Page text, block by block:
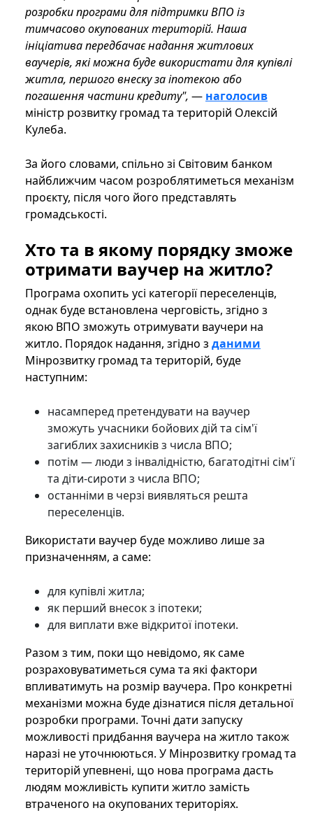
розробки програми для підтримки ВПО із
тимчасово окупованих територій. Наша
ініціатива передбачає надання житлових
ваучерів, які можна буде використати для купівлі
житла, першого внеску за іпотекою або
погашення частини кредиту", — наголосив
міністр розвитку громад та територій Олексій
Кулеба.
За його словами, спільно зі Світовим банком
найближчим часом розроблятиметься механізм
проєкту, після чого його представлять
громадськості.
Хто та в якому порядку зможе
отримати ваучер на житло?
Програма охопить усі категорії переселенців,
однак буде встановлена ​​черговість, згідно з
якою ВПО зможуть отримувати ваучери на
житло. Порядок надання, згідно з даними
Мінрозвитку громад та територій, буде
наступним:
насамперед претендувати на ваучер
зможуть учасники бойових дій та сім'ї
загиблих захисників з числа ВПО;
потім — люди з інвалідністю, багатодітні сім'ї
та діти-сироти з числа ВПО;
останніми в черзі виявляться решта
переселенців.
Використати ваучер буде можливо лише за
призначенням, а саме:
для купівлі житла;
як перший внесок з іпотеки;
для виплати вже відкритої іпотеки.
Разом з тим, поки що невідомо, як саме
розраховуватиметься сума та які фактори
впливатимуть на розмір ваучера. Про конкретні
механізми можна буде дізнатися після детальної
розробки програми. Точні дати запуску
можливості придбання ваучера на житло також
наразі не уточнюються. У Мінрозвитку громад та
територій упевнені, що нова програма дасть
людям можливість купити житло замість
втраченого на окупованих територіях.